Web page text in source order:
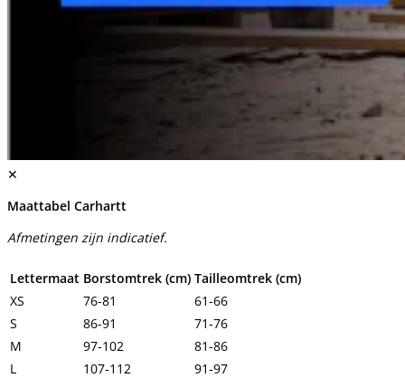
✕
Maattabel Carhartt
Afmetingen zijn indicatief.
Lettermaat Borstomtrek (cm) Tailleomtrek (cm)
XS
76-81
61-66
S
86-91
71-76
M
97-102
81-86
L
107-112
91-97